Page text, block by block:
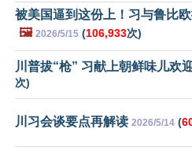
被美国逼到这份上！习与鲁比
🖼️ 2026/5/15 (106,933次)
川普拔“枪” 习献上朝鲜味儿欢
次)
川习会谈要点再解读 2026/5/14 (